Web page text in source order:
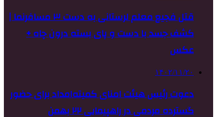
قتل فجیع معلم لرستانی به دست ۳ مسافرنما |
کشف جسد با دست و پای بسته درون چاه +
عکس
۱۴۰۲/۱۱/۲۰
دعوت رئیس هیئت امنای کمیته‌امداد برای حضور
گسترده مردمی در راهپیمایی ۲۲ بهمن